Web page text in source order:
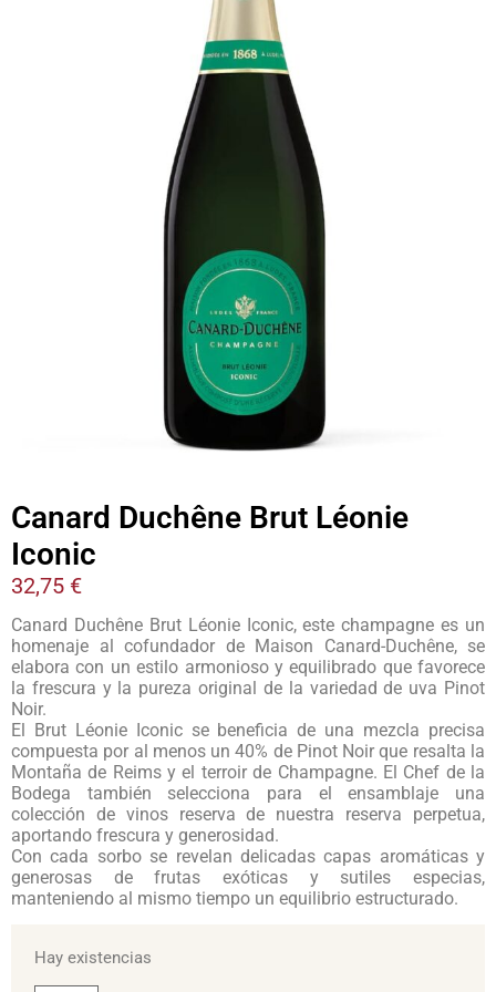
Canard Duchêne Brut Léonie
Iconic
32,75 €
Canard Duchêne Brut Léonie Iconic, este champagne es un
homenaje al cofundador de Maison Canard-Duchêne, se
elabora con un estilo armonioso y equilibrado que favorece
la frescura y la pureza original de la variedad de uva Pinot
Noir.
El Brut Léonie Iconic se beneficia de una mezcla precisa
compuesta por al menos un 40% de Pinot Noir que resalta la
Montaña de Reims y el terroir de Champagne. El Chef de la
Bodega también selecciona para el ensamblaje una
colección de vinos reserva de nuestra reserva perpetua,
aportando frescura y generosidad.
Con cada sorbo se revelan delicadas capas aromáticas y
generosas de frutas exóticas y sutiles especias,
manteniendo al mismo tiempo un equilibrio estructurado.
Hay existencias